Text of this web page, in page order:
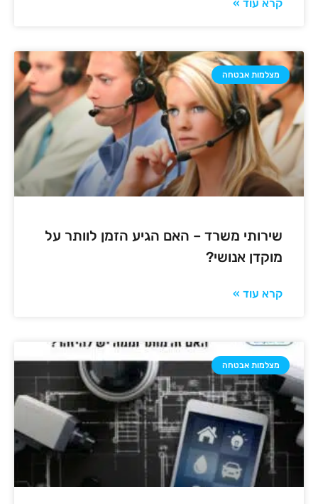
קרא עוד »
מצלמות אבטחה
שירותי משרד – האם הגיע הזמן לוותר על
מוקדן אנושי?
קרא עוד »
מצלמות אבטחה